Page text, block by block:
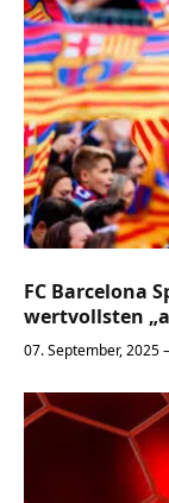
FC Barcelona
wertvollsten
07. September, 2025